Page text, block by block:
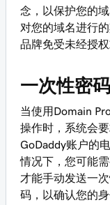
念，以保护您的
对您的域名进行
品牌免受未经授权
一次性密
当使用Domain
操作时，系统会
GoDaddy账户的
情况下，您可能
才能手动发送一
码，以确认您的